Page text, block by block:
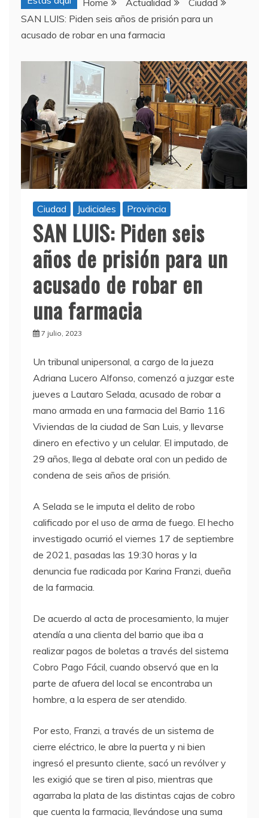
Home Actualidad
Ciudad
SAN LUIS: Piden seis años de prisión para un
acusado de robar en una farmacia
Ciudad Judiciales Provincia
SAN LUIS: Piden seis
años de prisión para un
acusado de robar en
una farmacia
7 julio, 2023
Un tribunal unipersonal, a cargo de la jueza
Adriana Lucero Alfonso, comenzó a juzgar este
jueves a Lautaro Selada, acusado de robar a
mano armada en una farmacia del Barrio 116
Viviendas de la ciudad de San Luis, y llevarse
dinero en efectivo y un celular. El imputado, de
29 años, llega al debate oral con un pedido de
condena de seis años de prisión.
A Selada se le imputa el delito de robo
calificado por el uso de arma de fuego. El hecho
investigado ocurrió el viernes 17 de septiembre
de 2021, pasadas las 19:30 horas y la
denuncia fue radicada por Karina Franzi, dueña
de la farmacia.
De acuerdo al acta de procesamiento, la mujer
atendía a una clienta del barrio que iba a
realizar pagos de boletas a través del sistema
Cobro Pago Fácil, cuando observó que en la
parte de afuera del local se encontraba un
hombre, a la espera de ser atendido.
Por esto, Franzi, a través de un sistema de
cierre eléctrico, le abre la puerta y ni bien
ingresó el presunto cliente, sacó un revólver y
les exigió que se tiren al piso, mientras que
agarraba la plata de las distintas cajas de cobro
que cuenta la farmacia, llevándose una suma